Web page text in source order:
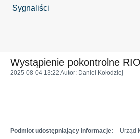
Sygnaliści
Wystąpienie pokontrolne RIO
2025-08-04 13:22 Autor: Daniel Kołodziej
Podmiot udostępniający informacje:
Urząd